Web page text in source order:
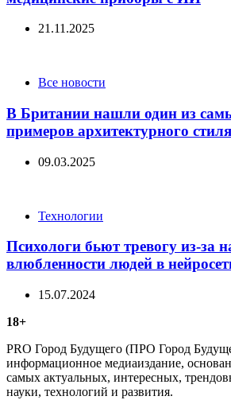
21.11.2025
CategoriesВсе новости
В Британии нашли один из
примеров архитектурного
09.03.2025
CategoriesТехнологии
Психологи бьют тревогу из-за
влюбленности людей в
15.07.2024
18+
PRO Город Будущего (ПРО Город
информационное медиаиздание,
самых актуальных, интересных,
науки, технологий и развития.